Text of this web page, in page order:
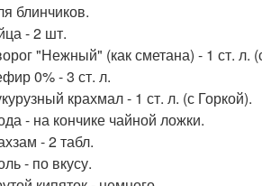
блинчиков.
- 2 шт.
"Нежный" (как сметана) - 1 ст. л.
0% - 3 ст. л.
крахмал - 1 ст. л. (с Горкой).
- на кончике чайной ложки.
- 2 табл.
- по вкусу.